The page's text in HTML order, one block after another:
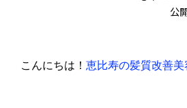
公
こんにちは！ 恵比寿の髪質改善美